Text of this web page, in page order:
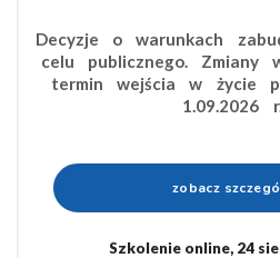
Decyzje o warunkach
celu publicznego. Zmiany
termin wejścia w życie
1.09.2026
zobacz
Szkolenie online, 24